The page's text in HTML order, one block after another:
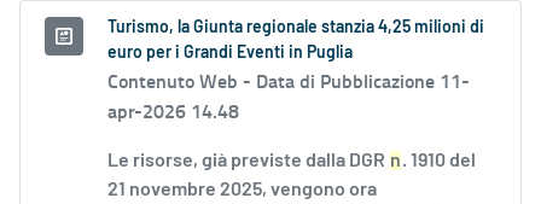
Turismo, la Giunta regionale stanzia 4,25 milioni di
euro per i Grandi Eventi in Puglia
Contenuto Web - Data di Pubblicazione 11-
apr-2026 14.48
Le risorse, già previste dalla DGR n. 1910 del
21 novembre 2025, vengono ora